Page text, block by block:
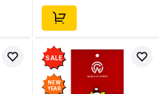
SALE
NEW
YEAR